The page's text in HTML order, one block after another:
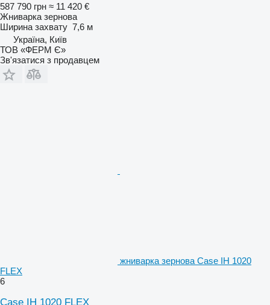
587 790 грн ≈ 11 420 €
Жниварка зернова
Ширина захвату 7,6 м
Україна, Київ
ТОВ «ФЕРМ Є»
Зв'язатися з продавцем
жниварка зернова Case IH 1020
FLEX
6
Case IH 1020 FLEX